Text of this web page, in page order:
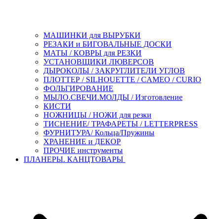
МАШИНКИ для ВЫРУБКИ
РЕЗАКИ и БИГОВАЛЬНЫЕ ДОСКИ
МАТЫ / КОВРЫ для РЕЗКИ
УСТАНОВЩИКИ ЛЮВЕРСОВ
ДЫРОКОЛЫ / ЗАКРУГЛИТЕЛИ УГЛОВ
ПЛОТТЕР / SILHOUETTE / CAMEO / CURIO
ФОЛЬГИРОВАНИЕ
МЫЛО.СВЕЧИ.МОЛДЫ / Изготовление
КИСТИ
НОЖНИЦЫ / НОЖИ для резки
ТИСНЕНИЕ/ ТРАФАРЕТЫ / LETTERPRESS
ФУРНИТУРА/ Кольца/Пружины
ХРАНЕНИЕ и ДЕКОР
ПРОЧИЕ инструменты
ПЛАНЕРЫ. КАНЦТОВАРЫ